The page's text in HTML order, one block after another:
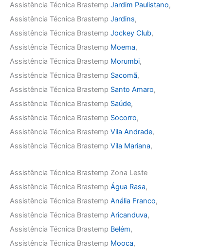
Assistência Técnica Brastemp Jardim Paulistano,
Assistência Técnica Brastemp Jardins,
Assistência Técnica Brastemp Jockey Club,
Assistência Técnica Brastemp Moema,
Assistência Técnica Brastemp Morumbi,
Assistência Técnica Brastemp Sacomã,
Assistência Técnica Brastemp Santo Amaro,
Assistência Técnica Brastemp Saúde,
Assistência Técnica Brastemp Socorro,
Assistência Técnica Brastemp Vila Andrade,
Assistência Técnica Brastemp Vila Mariana,
Assistência Técnica Brastemp Zona Leste
Assistência Técnica Brastemp Água Rasa,
Assistência Técnica Brastemp Anália Franco,
Assistência Técnica Brastemp Aricanduva,
Assistência Técnica Brastemp Belém,
Assistência Técnica Brastemp Mooca,